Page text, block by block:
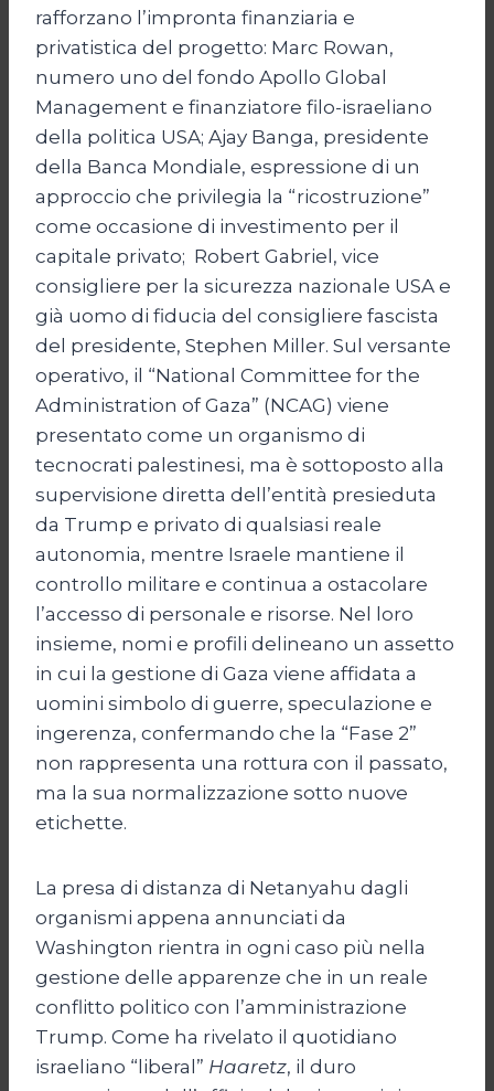
rafforzano l’impronta finanziaria e
privatistica del progetto: Marc Rowan,
numero uno del fondo Apollo Global
Management e finanziatore filo-israeliano
della politica USA; Ajay Banga, presidente
della Banca Mondiale, espressione di un
approccio che privilegia la “ricostruzione”
come occasione di investimento per il
capitale privato; Robert Gabriel, vice
consigliere per la sicurezza nazionale USA e
già uomo di fiducia del consigliere fascista
del presidente, Stephen Miller. Sul versante
operativo, il “National Committee for the
Administration of Gaza” (NCAG) viene
presentato come un organismo di
tecnocrati palestinesi, ma è sottoposto alla
supervisione diretta dell’entità presieduta
da Trump e privato di qualsiasi reale
autonomia, mentre Israele mantiene il
controllo militare e continua a ostacolare
l’accesso di personale e risorse. Nel loro
insieme, nomi e profili delineano un assetto
in cui la gestione di Gaza viene affidata a
uomini simbolo di guerre, speculazione e
ingerenza, confermando che la “Fase 2”
non rappresenta una rottura con il passato,
ma la sua normalizzazione sotto nuove
etichette.
La presa di distanza di Netanyahu dagli
organismi appena annunciati da
Washington rientra in ogni caso più nella
gestione delle apparenze che in un reale
conflitto politico con l’amministrazione
Trump. Come ha rivelato il quotidiano
israeliano “liberal” Haaretz, il duro